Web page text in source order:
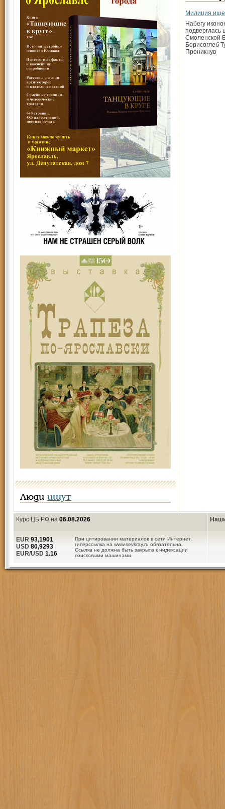
Люди ищут
Милиция
Набегу
подверглась
Смоленской
Борисоглеб
Проникнув
Курс ЦБ РФ на 06.08.2026
При цитировании материалов в сети Интернет,
гиперссылка на www.sevkray.ru обязательна.
Ссылка не должна быть закрыта к индексации
поисковыми машинами.
EUR 93,1901
USD 80,9293
EUR/USD 1.16